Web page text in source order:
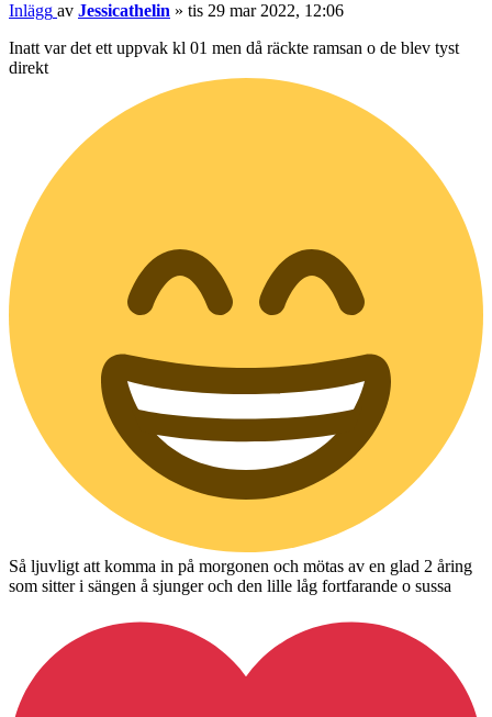
Inlägg av Jessicathelin » tis 29 mar 2022, 12:06
Inatt var det ett uppvak kl 01 men då räckte ramsan o de blev tyst
direkt
Så ljuvligt att komma in på morgonen och mötas av en glad 2 åring
som sitter i sängen å sjunger och den lille låg fortfarande o sussa